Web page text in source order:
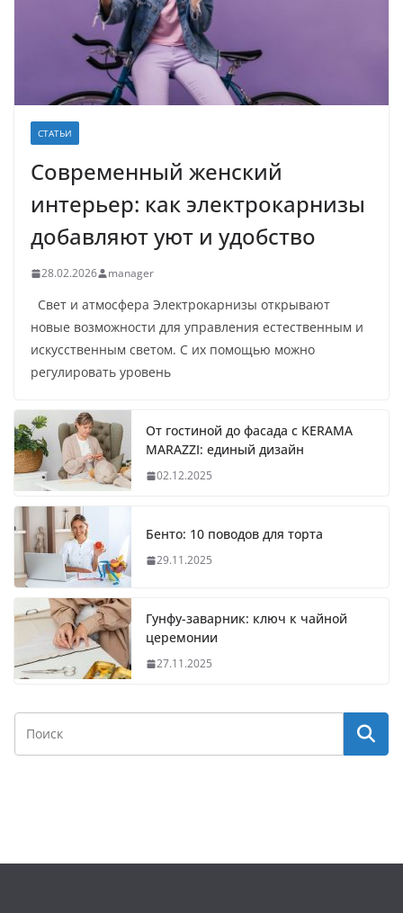
СТАТЬИ
Современный женский
интерьер: как электрокарнизы
добавляют уют и удобство
28.02.2026 manager
Свет и атмосфера Электрокарнизы открывают
новые возможности для управления естественным и
искусственным светом. С их помощью можно
регулировать уровень
От гостиной до фасада с KERAMA
MARAZZI: единый дизайн
02.12.2025
Бенто: 10 поводов для торта
29.11.2025
Гунфу-заварник: ключ к чайной
церемонии
27.11.2025